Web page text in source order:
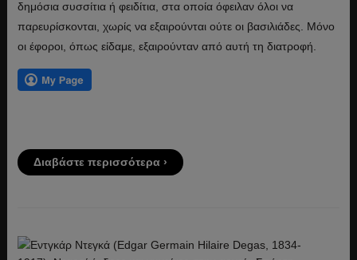
δημόσια συσσίτια ή φειδίτια, στα οποία όφειλαν όλοι να
παρευρίσκονται, χωρίς να εξαιρούνται ούτε οι βασιλιάδες. Μόνο
οι έφοροι, όπως είδαμε, εξαιρούνταν από αυτή τη διατροφή.
Διαβάστε περισσότερα ›